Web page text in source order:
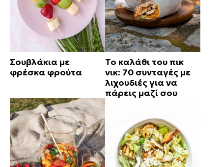
Σουβλάκια με
φρέσκα φρούτα
Το καλάθι του πικ
νικ: 70 συνταγές με
λιχουδιές για να
πάρεις μαζί σου